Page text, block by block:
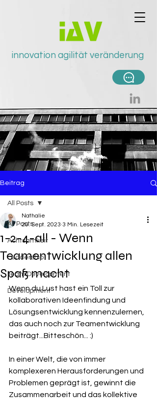
innovation agilität veränderung
Beitrag
All Posts
Achtsamkeit
Leadership
Team Development
Development
All Posts
1-2-4-all - Wenn
Teamentwicklung allen
Spaß macht
Nathalie
20. Sept. 2023 3 Min. Lesezeit
Wenn du Lust hast ein Toll zur
kollaborativen Ideenfindung und
Lösungsentwicklung kennenzulernen,
das auch noch zur Teamentwicklung
beiträgt...Bitteschön... :)
In einer Welt, die von immer
komplexeren Herausforderungen und
Problemen geprägt ist, gewinnt die
Zusammenarbeit und das kollektive